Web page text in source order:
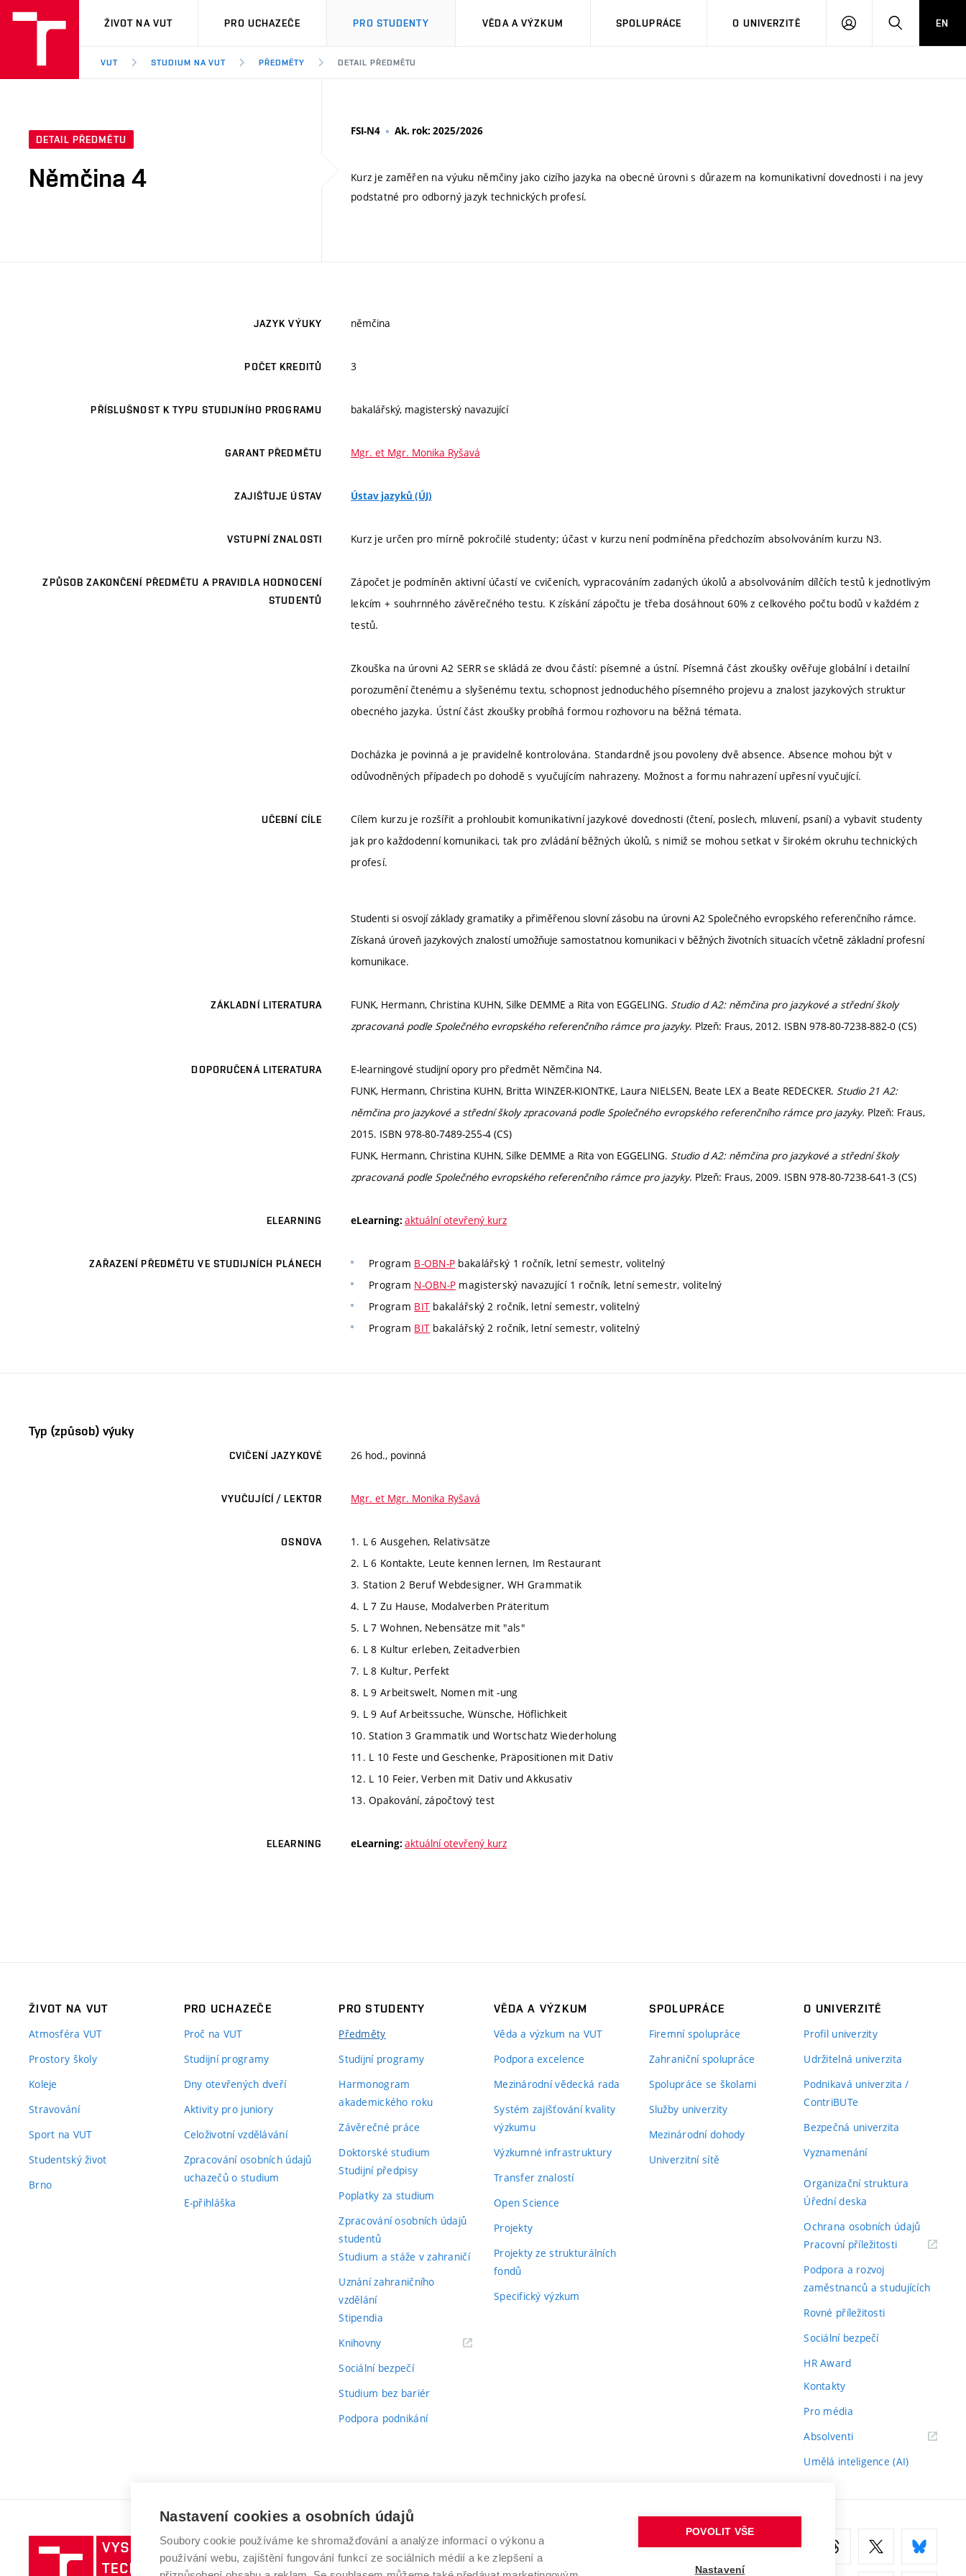
VUT
ŽIVOT NA VUT PRO UCHAZEČE PRO STUDENTY VĚDA A VÝZKUM SPOLUPRÁCE O UNIVERZITĚ
PŘIHLÁSIT HLEDATEN
VUT STUDIUM NA VUT PŘEDMĚTY DETAIL PŘEDMĚTU
DETAIL PŘEDMĚTU
Němčina 4
FSI-N4 Ak. rok: 2025/2026
Kurz je zaměřen na výuku němčiny jako cizího jazyka na obecné úrovni s důrazem na komunikativní dovednosti i na jevy
podstatné pro odborný jazyk technických profesí.
JAZYK VÝUKY němčina
POČET KREDITŮ 3
PŘÍSLUŠNOST K TYPU STUDIJNÍHO PROGRAMU bakalářský, magisterský navazující
GARANT PŘEDMĚTU Mgr. et Mgr. Monika Ryšavá
ZAJIŠŤUJE ÚSTAV Ústav jazyků (ÚJ)
VSTUPNÍ ZNALOSTI Kurz je určen pro mírně pokročilé studenty; účast v kurzu není podmíněna předchozím absolvováním kurzu N3.
ZPŮSOB ZAKONČENÍ PŘEDMĚTU A PRAVIDLA HODNOCENÍ
STUDENTŮ
Zápočet je podmíněn aktivní účastí ve cvičeních, vypracováním zadaných úkolů a absolvováním dílčích testů k jednotlivým
lekcím + souhrnného závěrečného testu. K získání zápočtu je třeba dosáhnout 60% z celkového počtu bodů v každém z
testů.
Zkouška na úrovni A2 SERR se skládá ze dvou částí: písemné a ústní. Písemná část zkoušky ověřuje globální i detailní
porozumění čtenému a slyšenému textu, schopnost jednoduchého písemného projevu a znalost jazykových struktur
obecného jazyka. Ústní část zkoušky probíhá formou rozhovoru na běžná témata.
Docházka je povinná a je pravidelně kontrolována. Standardně jsou povoleny dvě absence. Absence mohou být v
odůvodněných případech po dohodě s vyučujícím nahrazeny. Možnost a formu nahrazení upřesní vyučující.
UČEBNÍ CÍLE
Cílem kurzu je rozšířit a prohloubit komunikativní jazykové dovednosti (čtení, poslech, mluvení, psaní) a vybavit studenty
jak pro každodenní komunikaci, tak pro zvládání běžných úkolů, s nimiž se mohou setkat v širokém okruhu technických
profesí.
Studenti si osvojí základy gramatiky a přiměřenou slovní zásobu na úrovni A2 Společného evropského referenčního rámce.
Získaná úroveň jazykových znalostí umožňuje samostatnou komunikaci v běžných životních situacích včetně základní profesní
komunikace.
ZÁKLADNÍ LITERATURA FUNK, Hermann, Christina KUHN, Silke DEMME a Rita von EGGELING. Studio d A2: němčina pro jazykové a střední školy
zpracovaná podle Společného evropského referenčního rámce pro jazyky. Plzeň: Fraus, 2012. ISBN 978-80-7238-882-0 (CS)
DOPORUČENÁ LITERATURA
E-learningové studijní opory pro předmět Němčina N4.
FUNK, Hermann, Christina KUHN, Britta WINZER-KIONTKE, Laura NIELSEN, Beate LEX a Beate REDECKER. Studio 21 A2:
němčina pro jazykové a střední školy zpracovaná podle Společného evropského referenčního rámce pro jazyky. Plzeň: Fraus,
2015. ISBN 978-80-7489-255-4 (CS)
FUNK, Hermann, Christina KUHN, Silke DEMME a Rita von EGGELING. Studio d A2: němčina pro jazykové a střední školy
zpracovaná podle Společného evropského referenčního rámce pro jazyky. Plzeň: Fraus, 2009. ISBN 978-80-7238-641-3 (CS)
ELEARNING eLearning: aktuální otevřený kurz
ZAŘAZENÍ PŘEDMĚTU VE STUDIJNÍCH PLÁNECH Program B-OBN-P bakalářský 1 ročník, letní semestr, volitelný
Program N-OBN-P magisterský navazující 1 ročník, letní semestr, volitelný
Program BIT bakalářský 2 ročník, letní semestr, volitelný
Program BIT bakalářský 2 ročník, letní semestr, volitelný
Typ (způsob) výuky
CVIČENÍ JAZYKOVÉ 26 hod., povinná
VYUČUJÍCÍ / LEKTOR Mgr. et Mgr. Monika Ryšavá
OSNOVA
1. L 6 Ausgehen, Relativsätze
2. L 6 Kontakte, Leute kennen lernen, Im Restaurant
3. Station 2 Beruf Webdesigner, WH Grammatik
4. L 7 Zu Hause, Modalverben Präteritum
5. L 7 Wohnen, Nebensätze mit "als"
6. L 8 Kultur erleben, Zeitadverbien
7. L 8 Kultur, Perfekt
8. L 9 Arbeitswelt, Nomen mit -ung
9. L 9 Auf Arbeitssuche, Wünsche, Höflichkeit
10. Station 3 Grammatik und Wortschatz Wiederholung
11. L 10 Feste und Geschenke, Präpositionen mit Dativ
12. L 10 Feier, Verben mit Dativ und Akkusativ
13. Opakování, zápočtový test
ELEARNING eLearning: aktuální otevřený kurz
ŽIVOT NA VUT
Atmosféra VUT
Prostory školy
Koleje
Stravování
Sport na VUT
Studentský život
Brno
PRO UCHAZEČE
Proč na VUT
Studijní programy
Dny otevřených dveří
Aktivity pro juniory
Celoživotní vzdělávání
Zpracování osobních údajů
uchazečů o studium
E-přihláška
PRO STUDENTY
Předměty
Studijní programy
Harmonogram
akademického roku
Závěrečné práce
Doktorské studium
Studijní předpisy
Poplatky za studium
Zpracování osobních údajů
studentů
Studium a stáže v zahraničí
Uznání zahraničního
vzdělání
Stipendia
Knihovny(externí
Sociální bezpečí
Studium bez bariér
Podpora podnikání
VĚDA A VÝZKUM
Věda a výzkum na VUT
Podpora excelence
Mezinárodní vědecká rada
Systém zajišťování kvality
výzkumu
Výzkumné infrastruktury
Transfer znalostí
Open Science
Projekty
Projekty ze strukturálních
fondů
Specifický výzkum
SPOLUPRÁCE
Firemní spolupráce
Zahraniční spolupráce
Spolupráce se školami
Služby univerzity
Mezinárodní dohody
Univerzitní sítě
O UNIVERZITĚ
Profil univerzity
Udržitelná univerzita
Podnikavá univerzita /
ContriBUTe
Bezpečná univerzita
Vyznamenání
Organizační struktura
Úřední deska
Ochrana osobních údajů
Pracovní příležitosti(externí
Podpora a rozvoj
zaměstnanců a studujících
Rovné příležitosti
Sociální bezpečí
HR Award
Kontakty
Pro média
Absolventi(externí
Umělá inteligence (AI)
Vysoké
učení
VYSOKÉ UČENÍ TECHNICKÉ V BRNĚ
Antonínská 548/1
www.vut.cz
Nastavení cookies a osobních údajů
Soubory cookie používáme ke shromažďování a analýze informací o výkonu a
používání webu, zajištění fungování funkcí ze sociálních médií a ke zlepšení a
POVOLIT VŠE
Nastavení